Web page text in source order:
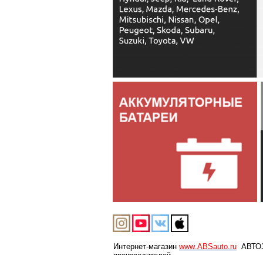
Интернет-магазин www.ABSauto.ru